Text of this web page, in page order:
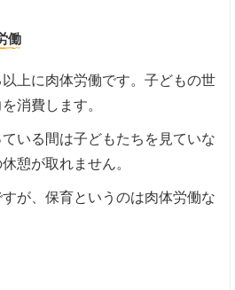
働
上に肉体労働です。子どもの世
消費します。
いる間は子どもたちを見ていな
憩が取れません。
が、保育というのは肉体労働な